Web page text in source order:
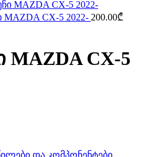
MAZDA CX-5 2022- 200.00₾
MAZDA CX-5
და კომპონენტები